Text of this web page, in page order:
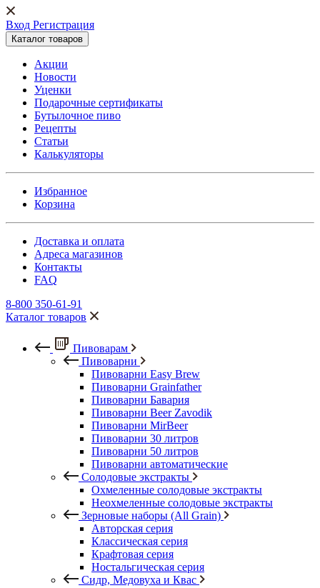
Вход Регистрация
Каталог товаров
Акции
Новости
Уценки
Подарочные сертификаты
Бутылочное пиво
Рецепты
Статьи
Калькуляторы
Избранное
Корзина
Доставка и оплата
Адреса магазинов
Контакты
FAQ
8-800 350-61-91
Каталог товаров
Пивоварам
Пивоварни
Пивоварни Easy Brew
Пивоварни Grainfather
Пивоварни Бавария
Пивоварни Beer Zavodik
Пивоварни MirBeer
Пивоварни 30 литров
Пивоварни 50 литров
Пивоварни автоматические
Солодовые экстракты
Охмеленные солодовые экстракты
Неохмеленные солодовые экстракты
Зерновые наборы (All Grain)
Авторская серия
Классическая серия
Крафтовая серия
Ностальгическая серия
Сидр, Медовуха и Квас